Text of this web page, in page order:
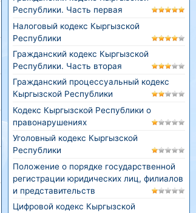
Республики. Часть первая
Налоговый кодекс Кыргызской
Республики
Гражданский кодекс Кыргызской
Республики. Часть вторая
Гражданский процессуальный кодекс
Кыргызской Республики
Кодекс Кыргызской Республики о
правонарушениях
Уголовный кодекс Кыргызской
Республики
Положение о порядке государственной
регистрации юридических лиц, филиалов
и представительств
Цифровой кодекс Кыргызской